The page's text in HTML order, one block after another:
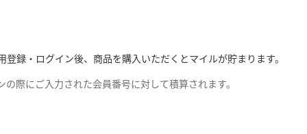
録・ログイン後、商品を購入いただくとマイルが貯まります。
際にご入力された会員番号に対して積算されます。